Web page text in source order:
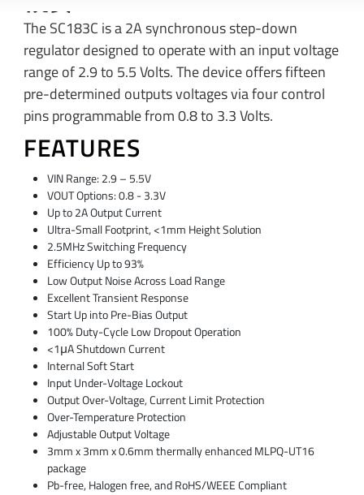
The SC183C is a 2A synchronous step-down
regulator designed to operate with an input voltage
range of 2.9 to 5.5 Volts. The device offers fifteen
pre-determined outputs voltages via four control
pins programmable from 0.8 to 3.3 Volts.
FEATURES
VIN Range: 2.9 – 5.5V
VOUT Options: 0.8 - 3.3V
Up to 2A Output Current
Ultra-Small Footprint, <1mm Height Solution
2.5MHz Switching Frequency
Efficiency Up to 93%
Low Output Noise Across Load Range
Excellent Transient Response
Start Up into Pre-Bias Output
100% Duty-Cycle Low Dropout Operation
<1μA Shutdown Current
Internal Soft Start
Input Under-Voltage Lockout
Output Over-Voltage, Current Limit Protection
Over-Temperature Protection
Adjustable Output Voltage
3mm x 3mm x 0.6mm thermally enhanced MLPQ-UT16
package
Pb-free, Halogen free, and RoHS/WEEE Compliant